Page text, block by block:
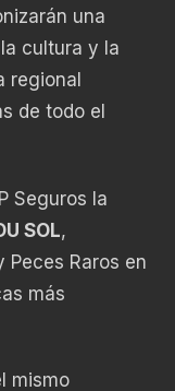
una
cultura y la
regional
de todo el
Seguros la
SOL,
Peces Raros en
más
mismo